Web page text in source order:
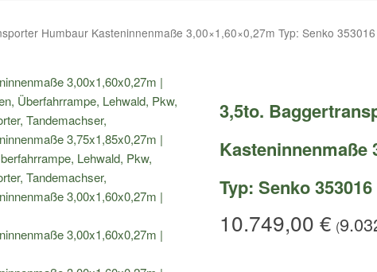
Humbaur Kasteninnenmaße 3,00×1,60×0,27m Typ: Senko 353016
3,5to.
Kasteninnenmaße
Typ: Senko 353016
10.749,00 € (